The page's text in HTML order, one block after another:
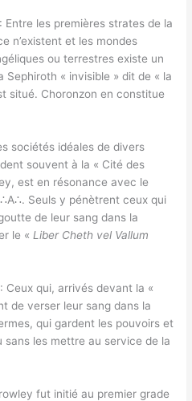
: Entre les premières strates de la
n’existent et les mondes
ou terrestres existe un
Sephiroth « invisible » dit de « la
situé. Choronzon en constitue
sociétés idéales de divers
souvent à la « Cité des
est en résonance avec le
Seuls y pénètrent ceux qui
de leur sang dans la
le « Liber Cheth vel Vallum
Ceux qui, arrivés devant la «
de verser leur sang dans la
qui gardent les pouvoirs et
sans les mettre au service de la
fut initié au premier grade